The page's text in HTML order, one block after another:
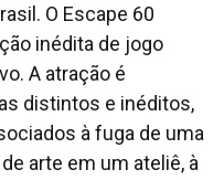
O Escape 60
inédita de jogo
A atração é
distintos e inéditos,
à fuga de uma
arte em um ateliê, à